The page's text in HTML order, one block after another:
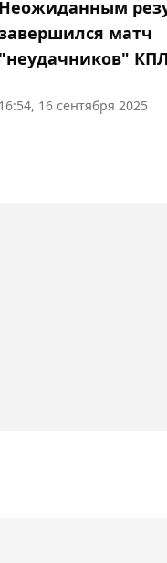
Неожиданным
матч
"неудачников" КПЛ
16:54, 16 сентября 2025